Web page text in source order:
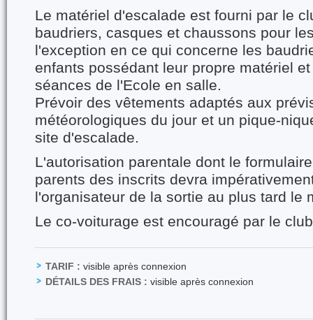
Le matériel d'escalade est fourni par le
baudriers, casques et chaussons pour
l'exception en ce qui concerne les
enfants possédant leur propre matériel
séances de l'Ecole en salle.
Prévoir des vêtements adaptés aux
météorologiques du jour et un pique-
site d'escalade.
L'autorisation parentale dont le
parents des inscrits devra
l'organisateur de la sortie au plus tard le
Le co-voiturage est encouragé par le club
TARIF : visible après connexion
DÉTAILS DES FRAIS : visible après connexion